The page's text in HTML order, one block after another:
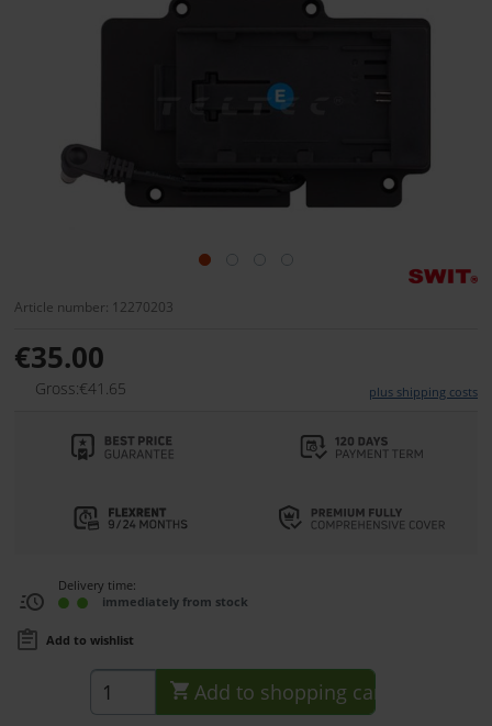
Article number: 12270203
€35.00
Gross:€41.65 plus shipping costs
Delivery time:
immediately from stock
Add to wishlist
Add to shopping cart